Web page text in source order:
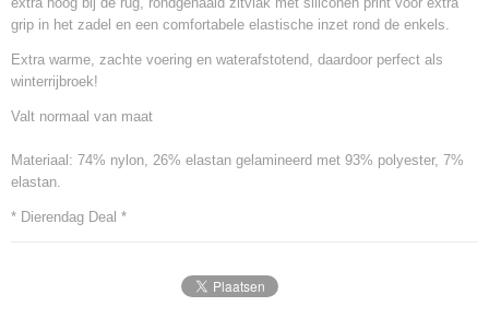
grip in het zadel en een comfortabele elastische inzet rond de enkels.
Extra warme, zachte voering en waterafstotend, daardoor perfect als
winterrijbroek!
Valt normaal van maat
Materiaal: 74% nylon, 26% elastan gelamineerd met 93% polyester, 7%
elastan.
* Dierendag Deal *